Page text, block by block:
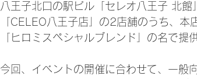
八王子北口の駅ビル「セレオ八王子 北
「CELEO八王子店」の2店舗のうち、本
「ヒロミスペシャルブレンド」の名で提
今回、イベントの開催に合わせて、一般